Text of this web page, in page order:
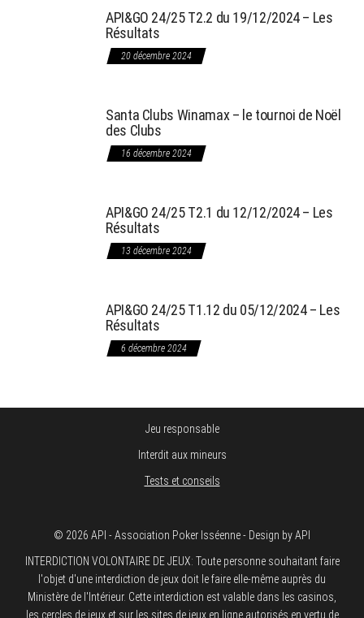
API&GO 24/25 T2.2 du 19/12/2024 – Les
Résultats
20 décembre 2024
Santa Clubs Winamax – le tournoi de Noël
des Clubs
16 décembre 2024
API&GO 24/25 T2.1 du 12/12/2024 – Les
Résultats
13 décembre 2024
API&GO 24/25 T1.12 du 05/12/2024 – Les
Résultats
6 décembre 2024
Jeu responsable
Interdit aux mineurs
Tests et conseils
© 2026 API - Association Poker Isséenne - Design by API
INTERDICTION VOLONTAIRE DE JEUX: Toute personne souhaitant faire
l'objet d'une interdiction de jeux doit le faire elle-même auprès du
Ministère de l'Intérieur. Cette interdiction est valable dans les casinos,
les cercles de jeux et sur les sites de jeux en ligne autorisés en vertu de